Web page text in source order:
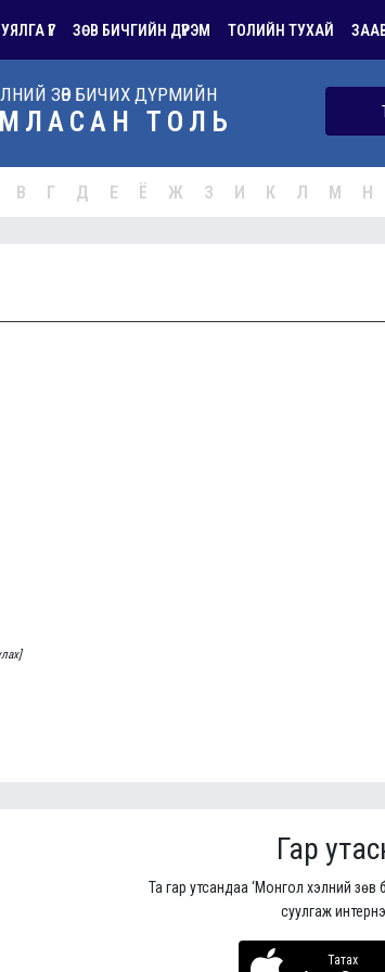
УЯЛГА ҮГ ЗӨВ БИЧГИЙН ДҮРЭМ ТОЛИЙН ТУХАЙ
ЗӨВ БИЧИХ ДҮРМИЙН
ТОЛЬ
В Г Д Е Ё Ж З И К Л М Н
Гар
Та гар утсандаа ‘Монгол хэлний
суулгаж
Татах